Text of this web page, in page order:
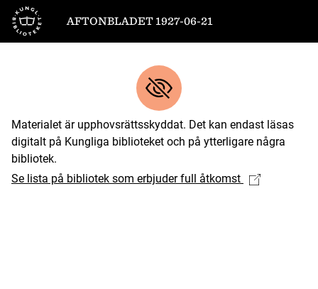
Till startsidan
AFTONBLADET 1927-06-21
Materialet är upphovsrättsskyddat. Det kan endast läsas
digitalt på Kungliga biblioteket och på ytterligare några
bibliotek.
Se lista på bibliotek som erbjuder full åtkomst